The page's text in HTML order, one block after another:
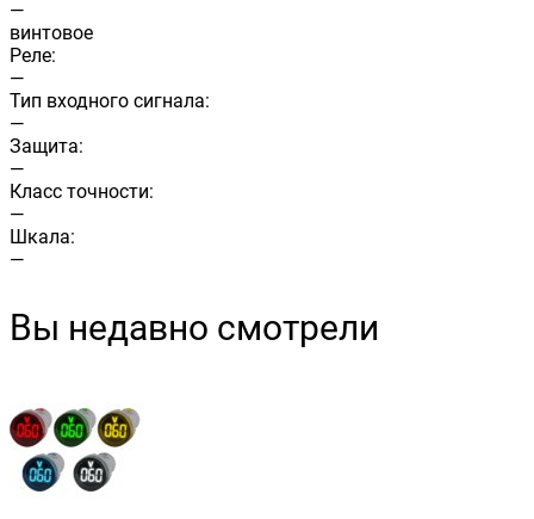
—
винтовое
Реле:
—
Тип входного сигнала:
—
Защита:
—
Класс точности:
—
Шкала:
—
Вы недавно смотрели